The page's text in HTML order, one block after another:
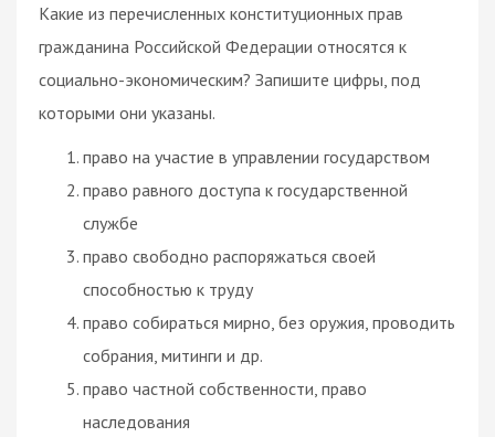
Какие из перечисленных конституционных прав
гражданина Российской Федерации относятся к
социально-экономическим? Запишите цифры, под
которыми они указаны.
право на участие в управлении государством
право равного доступа к государственной
службе
право свободно распоряжаться своей
способностью к труду
право собираться мирно, без оружия, проводить
собрания, митинги и др.
право частной собственности, право
наследования